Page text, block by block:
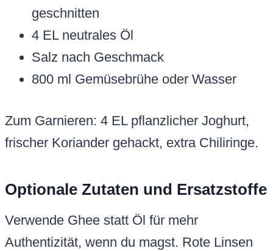
geschnitten
4 EL neutrales Öl
Salz nach Geschmack
800 ml Gemüsebrühe oder Wasser
Zum Garnieren: 4 EL pflanzlicher Joghurt,
frischer Koriander gehackt, extra Chiliringe.
Optionale Zutaten und Ersatzstoffe
Verwende Ghee statt Öl für mehr
Authentizität, wenn du magst. Rote Linsen